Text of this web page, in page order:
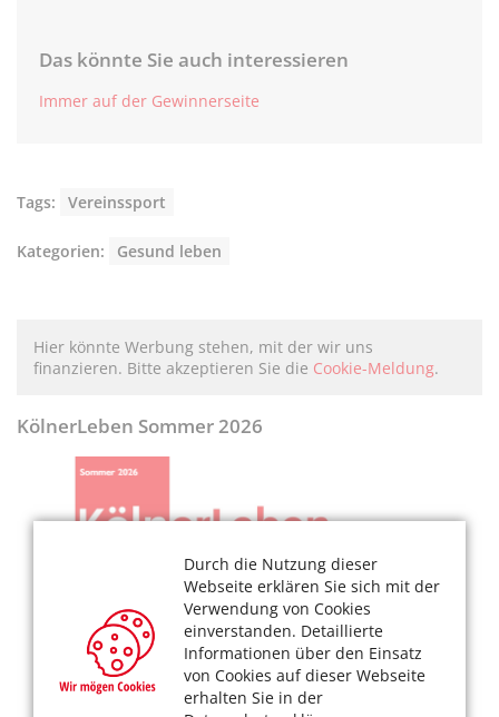
Durch die Nutzung dieser
Webseite erklären Sie sich mit der
Verwendung von Cookies
einverstanden. Detaillierte
Informationen über den Einsatz
von Cookies auf dieser Webseite
erhalten Sie in der
Das könnte Sie auch interessieren
Immer auf der Gewinnerseite
Tags: Vereinssport
Kategorien: Gesund leben
Hier könnte Werbung stehen, mit der wir uns
finanzieren. Bitte akzeptieren Sie die Cookie-Meldung.
KölnerLeben Sommer 2026